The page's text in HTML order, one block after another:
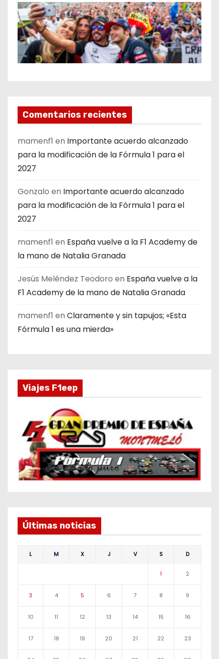
Comentarios recientes
mamenf1 en Importante acuerdo alcanzado
para la modificación de la Fórmula 1 para el
2027
Gonzalo en Importante acuerdo alcanzado
para la modificación de la Fórmula 1 para el
2027
mamenf1 en España vuelve a la F1 Academy de
la mano de Natalia Granada
Jesús Meléndez Teodoro en España vuelve a la
F1 Academy de la mano de Natalia Granada
mamenf1 en Claramente y sin tapujos; «Esta
Fórmula 1 es una mierda»
Viajes F1eep
Últimas noticias
L M X J V S D
1 2
3 4 5 6 7 8 9
10 11 12 13 14 15 16
17 18 19 20 21 22 23